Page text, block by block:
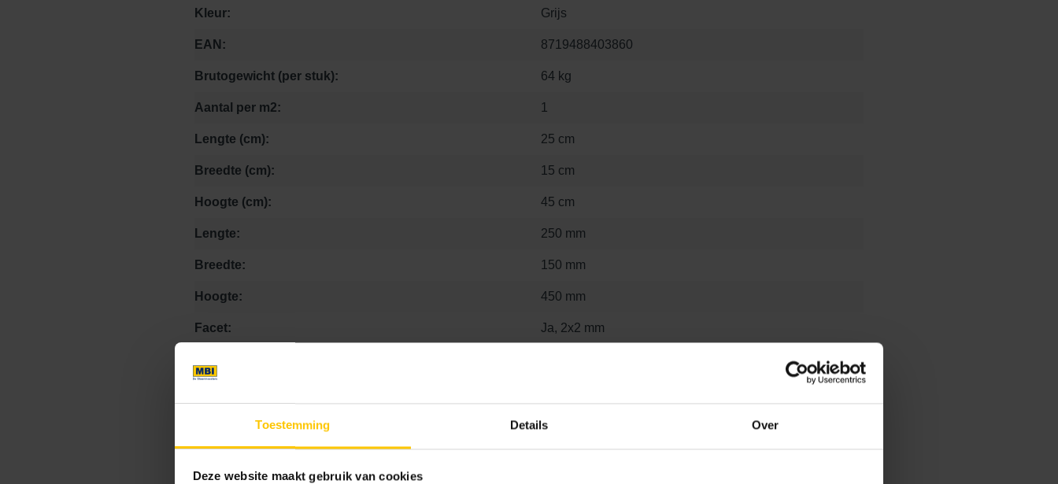
Toestemming Details Over
Deze website maakt gebruik van cookies
Kleur: Grijs
EAN: 8719488403860
Brutogewicht (per stuk): 64 kg
Aantal per m2: 1
Lengte (cm): 25 cm
Breedte (cm): 15 cm
Hoogte (cm): 45 cm
Lengte: 250 mm
Breedte: 150 mm
Hoogte: 450 mm
Facet: Ja, 2x2 mm
Kleurcode: A00